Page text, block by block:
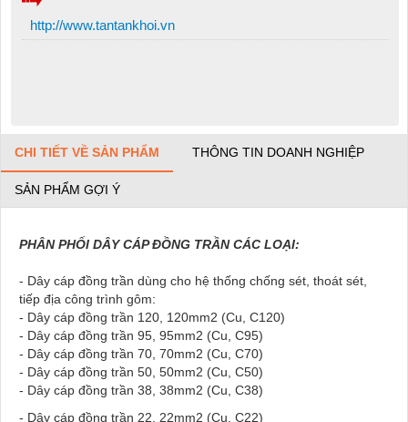
http://www.tantankhoi.vn
CHI TIẾT VỀ SẢN PHẨM THÔNG TIN DOANH NGHIỆP
SẢN PHẨM GỢI Ý
PHÂN PHỐI DÂY CÁP ĐỒNG TRẦN CÁC LOẠI:
- Dây cáp đồng trần dùng cho hệ thống chống sét, thoát sét,
tiếp địa công trình gôm:
- Dây cáp đồng trần 120, 120mm2 (Cu, C120)
- Dây cáp đồng trần 95, 95mm2 (Cu, C95)
- Dây cáp đồng trần 70, 70mm2 (Cu, C70)
- Dây cáp đồng trần 50, 50mm2 (Cu, C50)
- Dây cáp đồng trần 38, 38mm2 (Cu, C38)
- Dây cáp đồng trần 22, 22mm2 (Cu, C22)